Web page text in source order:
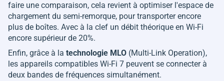
faire une comparaison, cela revient à optimiser l'espace de
chargement du semi-remorque, pour transporter encore
plus de boîtes. Avec à la clef un débit théorique en Wi-Fi
encore supérieur de 20%.
Enfin, grâce à la technologie MLO (Multi-Link Operation),
les appareils compatibles Wi-Fi 7 peuvent se connecter à
deux bandes de fréquences simultanément.